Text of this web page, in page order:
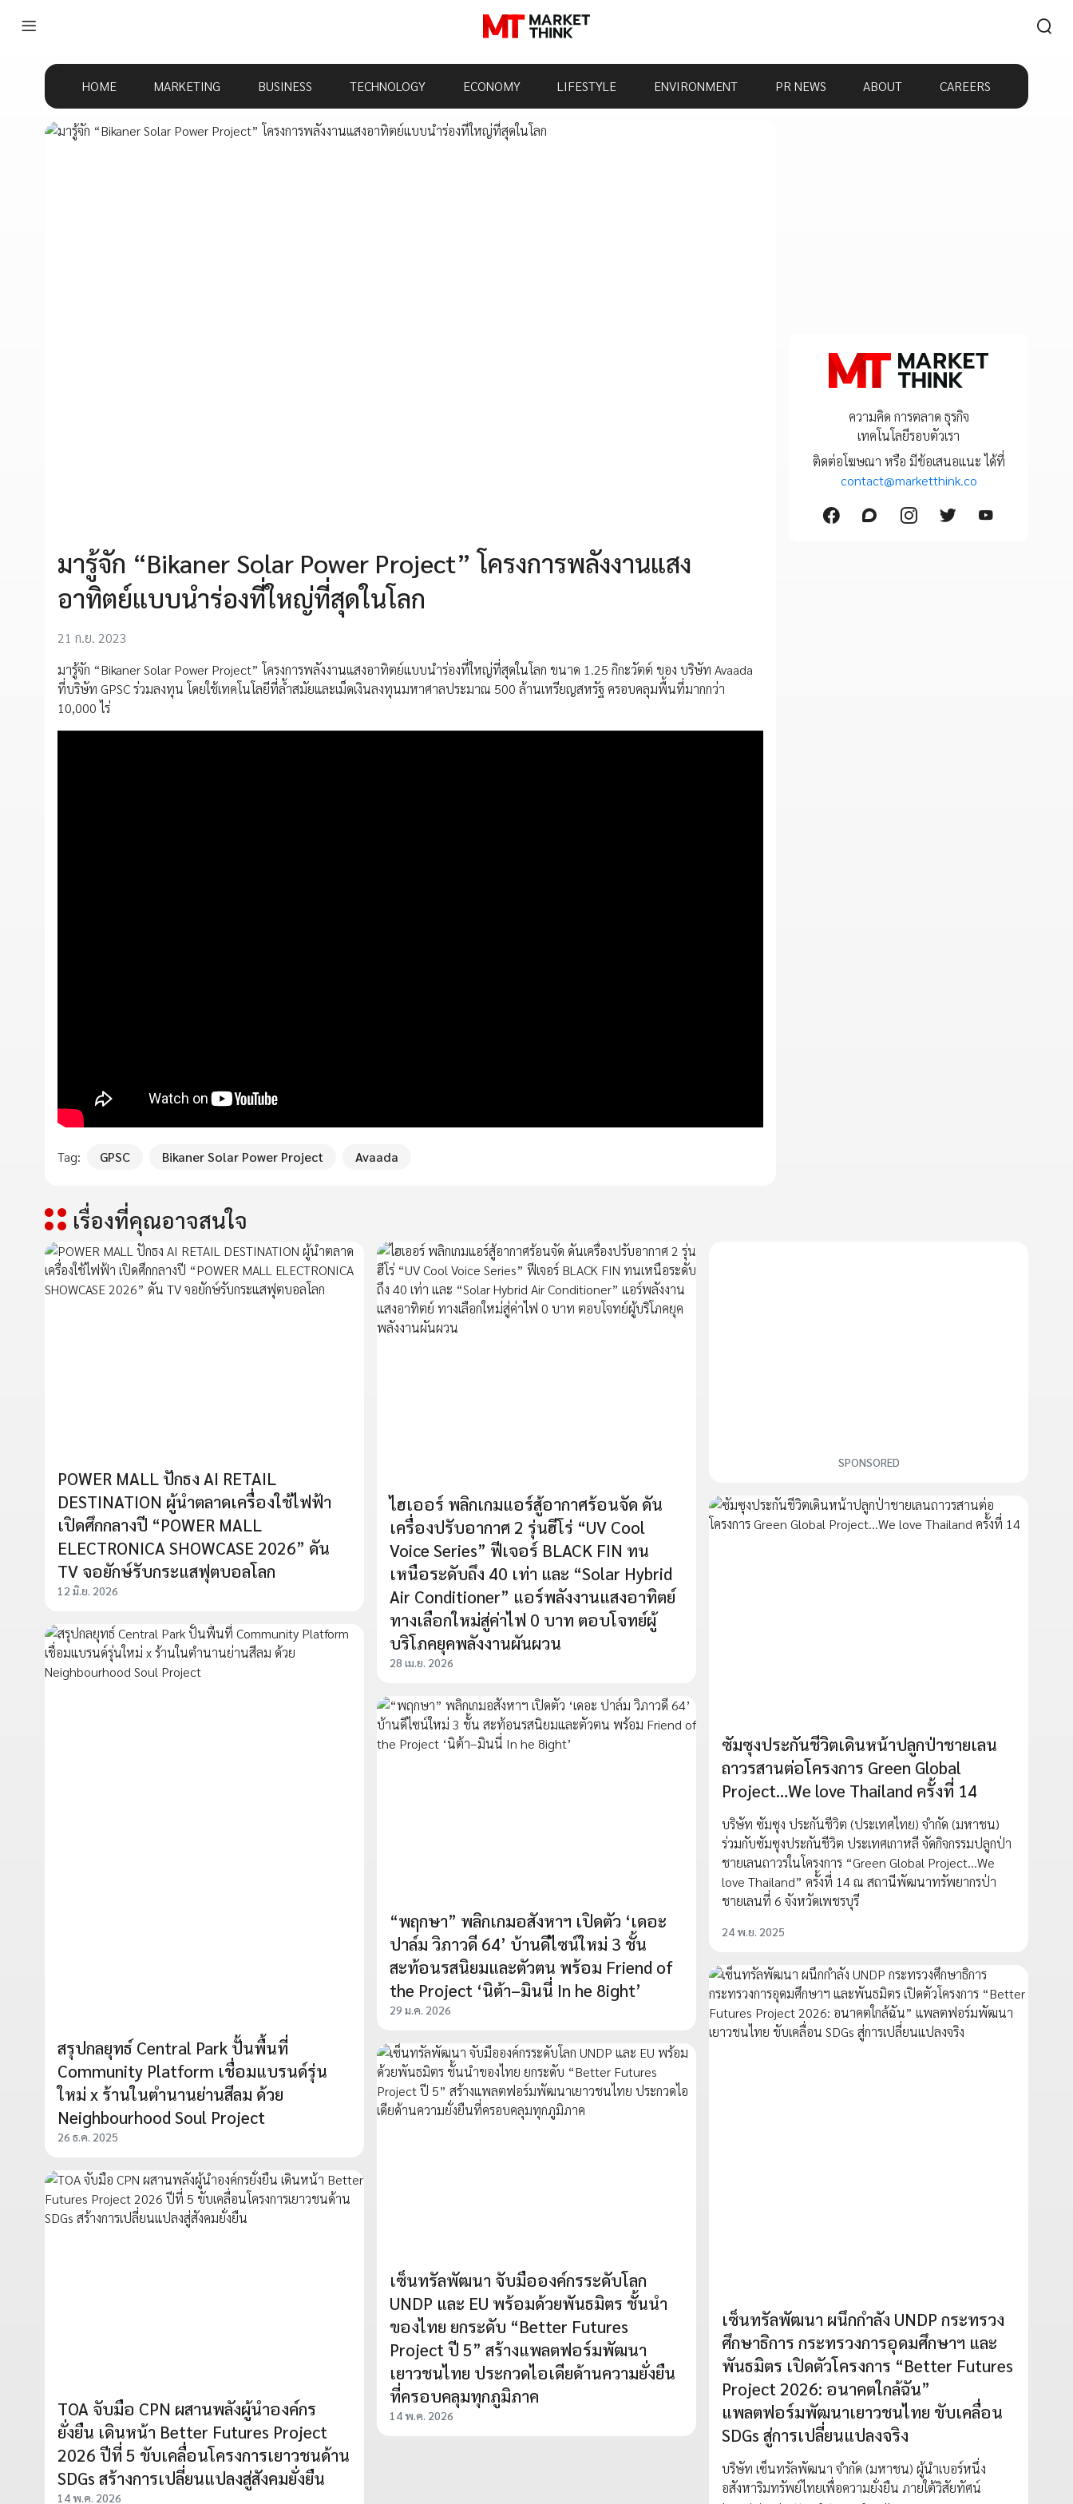
HOME MARKETING BUSINESS TECHNOLOGY ECONOMY LIFESTYLE ENVIRONMENT PR NEWS ABOUT CAREERS
มารู้จัก “Bikaner Solar Power Project” โครงการพลังงานแสง
อาทิตย์แบบนำร่องที่ใหญ่ที่สุดในโลก
21 ก.ย. 2023
มารู้จัก “Bikaner Solar Power Project” โครงการพลังงานแสงอาทิตย์แบบนำร่องที่ใหญ่ที่สุดในโลก ขนาด 1.25 กิกะวัตต์ ของ บริษัท Avaada
ที่บริษัท GPSC ร่วมลงทุน โดยใช้เทคโนโลยีที่ล้ำสมัยและเม็ดเงินลงทุนมหาศาลประมาณ 500 ล้านเหรียญสหรัฐ ครอบคลุมพื้นที่มากกว่า
10,000 ไร่
Tag: GPSC Bikaner Solar Power Project Avaada
ความคิด การตลาด ธุรกิจ
เทคโนโลยีรอบตัวเรา
ติดต่อโฆษณา หรือ มีข้อเสนอแนะ ได้ที่
contact@marketthink.co
เรื่องที่คุณอาจสนใจ
POWER MALL ปักธง AI RETAIL
DESTINATION ผู้นำตลาดเครื่องใช้ไฟฟ้า
เปิดศึกกลางปี “POWER MALL
ELECTRONICA SHOWCASE 2026” ดัน
TV จอยักษ์รับกระแสฟุตบอลโลก
12 มิ.ย. 2026
ไฮเออร์ พลิกเกมแอร์สู้อากาศร้อนจัด ดัน
เครื่องปรับอากาศ 2 รุ่นฮีโร่ “UV Cool
Voice Series” ฟีเจอร์ BLACK FIN ทน
เหนือระดับถึง 40 เท่า และ “Solar Hybrid
Air Conditioner” แอร์พลังงานแสงอาทิตย์
ทางเลือกใหม่สู่ค่าไฟ 0 บาท ตอบโจทย์ผู้
บริโภคยุคพลังงานผันผวน
28 เม.ย. 2026
SPONSORED
ซัมซุงประกันชีวิตเดินหน้าปลูกป่าชายเลน
ถาวรสานต่อโครงการ Green Global
Project…We love Thailand ครั้งที่ 14
บริษัท ซัมซุง ประกันชีวิต (ประเทศไทย) จำกัด (มหาชน)
ร่วมกับซัมซุงประกันชีวิต ประเทศเกาหลี จัดกิจกรรมปลูกป่า
ชายเลนถาวรในโครงการ “Green Global Project…We
love Thailand” ครั้งที่ 14 ณ สถานีพัฒนาทรัพยากรป่า
ชายเลนที่ 6 จังหวัดเพชรบุรี
24 พ.ย. 2025
สรุปกลยุทธ์ Central Park ปั้นพื้นที่
Community Platform เชื่อมแบรนด์รุ่น
ใหม่ x ร้านในตำนานย่านสีลม ด้วย
Neighbourhood Soul Project
26 ธ.ค. 2025
“พฤกษา” พลิกเกมอสังหาฯ เปิดตัว ‘เดอะ
ปาล์ม วิภาวดี 64’ บ้านดีไซน์ใหม่ 3 ชั้น
สะท้อนรสนิยมและตัวตน พร้อม Friend of
the Project ‘นิต้า–มินนี่ In he 8ight’
29 ม.ค. 2026
เซ็นทรัลพัฒนา ผนึกกำลัง UNDP กระทรวง
ศึกษาธิการ กระทรวงการอุดมศึกษาฯ และ
พันธมิตร เปิดตัวโครงการ “Better Futures
Project 2026: อนาคตใกล้ฉัน”
แพลตฟอร์มพัฒนาเยาวชนไทย ขับเคลื่อน
SDGs สู่การเปลี่ยนแปลงจริง
บริษัท เซ็นทรัลพัฒนา จำกัด (มหาชน) ผู้นำเบอร์หนึ่ง
อสังหาริมทรัพย์ไทยเพื่อความยั่งยืน ภายใต้วิสัยทัศน์
เซ็นทรัลพัฒนา จับมือองค์กรระดับโลก
UNDP และ EU พร้อมด้วยพันธมิตร ชั้นนำ
ของไทย ยกระดับ “Better Futures
Project ปี 5” สร้างแพลตฟอร์มพัฒนา
เยาวชนไทย ประกวดไอเดียด้านความยั่งยืน
ที่ครอบคลุมทุกภูมิภาค
14 พ.ค. 2026
TOA จับมือ CPN ผสานพลังผู้นำองค์กร
ยั่งยืน เดินหน้า Better Futures Project
2026 ปีที่ 5 ขับเคลื่อนโครงการเยาวชนด้าน
SDGs สร้างการเปลี่ยนแปลงสู่สังคมยั่งยืน
14 พ.ค. 2026